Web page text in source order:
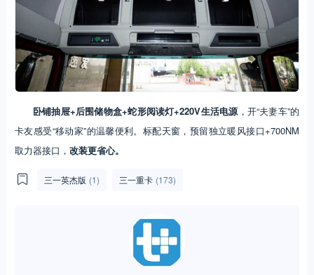
卧铺抽屉+后围储物盒+蛇形阅读灯+220V生活电源 ，开“夫妻车”的
卡友感受“移动家”的温馨便利。标配天窗，预留独立暖风接口+700NM
取力器接口， 改装更省心。
三一英杰版 (1) 三一重卡 (173)